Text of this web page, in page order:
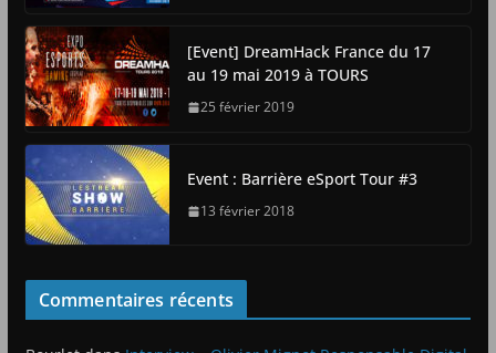
[Event] DreamHack France du 17
au 19 mai 2019 à TOURS
25 février 2019
Event : Barrière eSport Tour #3
13 février 2018
Commentaires récents